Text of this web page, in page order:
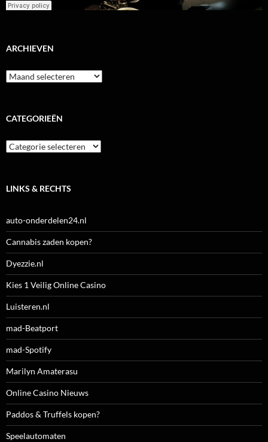
ARCHIEVEN
Archieven
CATEGORIEËN
Categorieën
LINKS & RECHTS
auto-onderdelen24.nl
Cannabis zaden kopen?
Dyezzie.nl
Kies 1 Veilig Online Casino
Luisteren.nl
mad-Beatport
mad-Spotify
Marilyn Amaterasu
Online Casino Nieuws
Paddos & Truffels kopen?
Speelautomaten